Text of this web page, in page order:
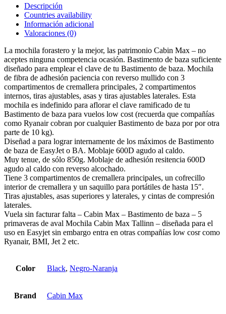
Descripción
Countries availability
Información adicional
Valoraciones (0)
La mochila forastero y la mejor, las patrimonio Cabin Max – no
aceptes ninguna competencia ocasión. Bastimento de baza suficiente
diseñado para emplear el clave de tu Bastimento de baza. Mochila
de fibra de adhesión paciencia con reverso mullido con 3
compartimentos de cremallera principales, 2 compartimentos
internos, tiras ajustables, asas y tiras ajustables laterales. Esta
mochila es indefinido para aflorar el clave ramificado de tu
Bastimento de baza para vuelos low cost (recuerda que compañías
como Ryanair cobran por cualquier Bastimento de baza por por otra
parte de 10 kg).
Diseñad a para lograr internamente de los máximos de Bastimento
de baza de EasyJet o BA. Moblaje 600D agudo al caldo.
Muy tenue, de sólo 850g. Moblaje de adhesión resitencia 600D
agudo al caldo con reverso alcochado.
Tiene 3 compartimentos de cremallera principales, un cofrecillo
interior de cremallera y un saquillo para portátiles de hasta 15″.
Tiras ajustables, asas superiores y laterales, y cintas de compresión
laterales.
Vuela sin facturar falta – Cabin Max – Bastimento de baza – 5
primaveras de aval Mochila Cabin Max Tallinn – diseñada para el
uso en Easyjet sin embargo entra en otras compañías low cosr como
Ryanair, BMI, Jet 2 etc.
Color Black, Negro-Naranja
Brand Cabin Max